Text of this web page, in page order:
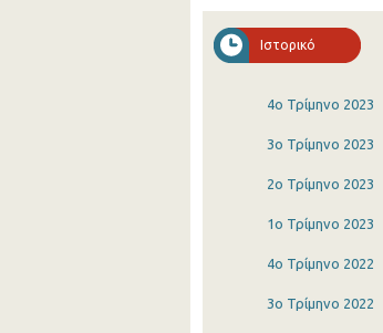
Ιστορικό
4o Τρίμηνο 2023
3o Τρίμηνο 2023
2o Τρίμηνο 2023
1o Τρίμηνο 2023
4o Τρίμηνο 2022
3o Τρίμηνο 2022